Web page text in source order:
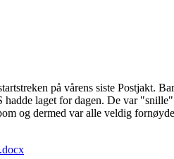
på vårens siste Postjakt.
laget for dagen. De var "snille"
og dermed var alle veldig